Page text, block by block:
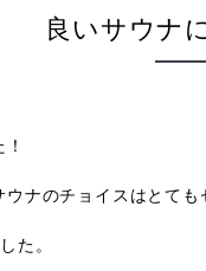
良いサウナ
ナのチョイスはとても
た。